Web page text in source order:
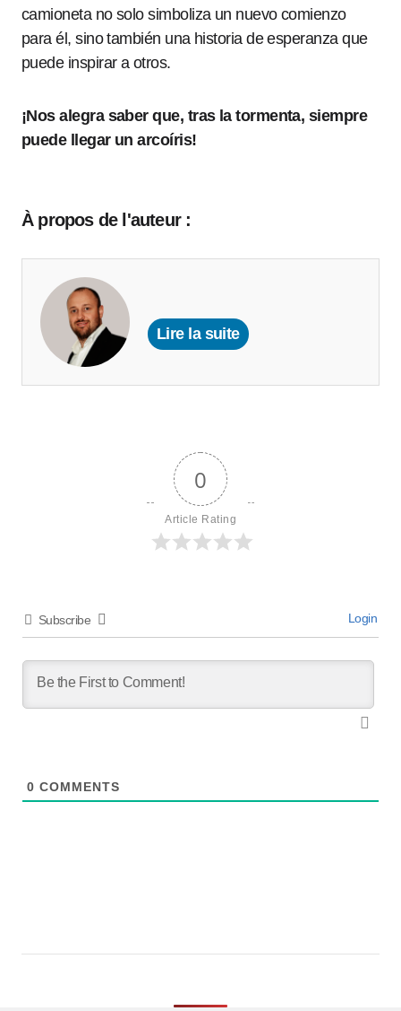
camioneta no solo simboliza un nuevo comienzo
para él, sino también una historia de esperanza que
puede inspirar a otros.
¡Nos alegra saber que, tras la tormenta, siempre
puede llegar un arcoíris!
À propos de l'auteur :
Lire la suite
0
Article Rating
Subscribe Login
0 COMMENTS